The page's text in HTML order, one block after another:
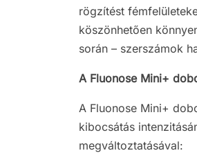
rögzítést
köszönhetően
során – szerszámok
A Fluonose Mini+
A Fluonose Mini+
kibocsátás
megváltoztatásával: